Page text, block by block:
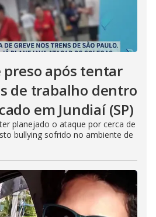
preso após tentar
de trabalho dentro
em Jundiaí (SP)
planejado o ataque por cerca de
bullying sofrido no ambiente de